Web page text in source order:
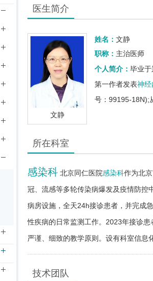
医生简介
文静
姓名： 文静
职称： 主治医师
个人简介： 毕业于
第一作者发表神经
号：99195-18N);
所在科室
感染科 北京同仁医院感染科作为北
冠、流感等多轮传染病爆发及疫情防控
病房设施，全天24h接诊患者，并完成
性疾病的日常监测工作。2023年接诊
严谨、细致的教学原则。设有科室信息
技术团队